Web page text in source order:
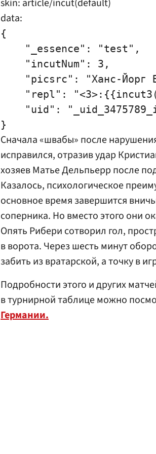
skin: article/incut(default)
data:
{
    "_essence": "test",
    "incutNum": 3,
"picsrc": "Ханс-Йорг
"repl":
"uid":
Сначала «швабы» после
исправился, отразив удар
хозяев Матье Дельпьерр после
Казалось, психологическое
основное время завершится
соперника. Но вместо этого они
Опять Рибери сотворил гол,
в ворота. Через шесть минут
забить из вратарской, а точку в
Подробности этого и других
в турнирной таблице можно
Германии.